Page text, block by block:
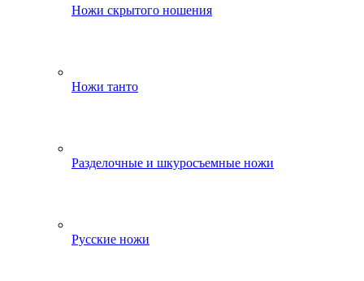
Ножи скрытого ношения
Ножи танто
Разделочные и шкуросъемные ножи
Русские ножи